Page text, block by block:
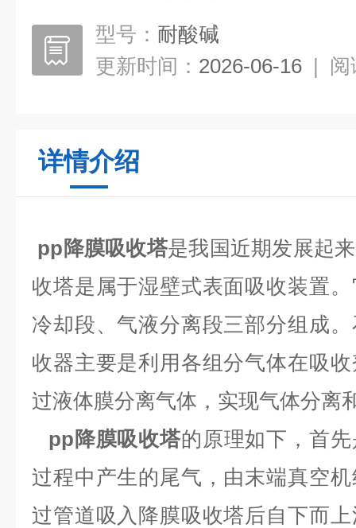
型号： 耐酸碱
更新时间： 2026-06-16 | 阅
详情介绍
pp降膜吸收塔是我国近期发展起
收塔是属于湿壁式表面吸收装置
冷却段、气液分离段三部分组成
收器主要是利用各组分气体在吸
过液体膜分离气体，实现气体分离
pp降膜吸收塔的原理如下，首
过程中产生的尾气，由末端真空
过管道吸入降膜吸收塔后自下而